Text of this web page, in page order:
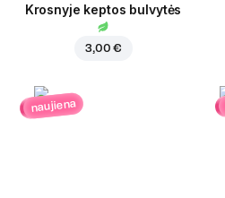
Krosnyje keptos bulvytės
3,00 €
naujiena